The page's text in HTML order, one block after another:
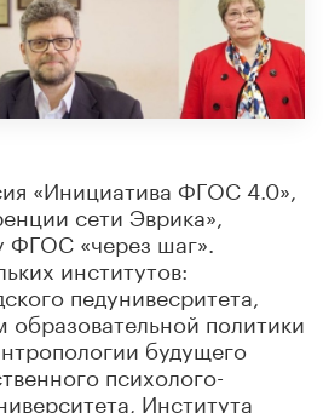
«Инициатива ФГОС 4.0»,
сети Эврика»,
ФГОС «через шаг».
институтов:
педунивесритета,
образовательной политики
будущего
психолого-
Института